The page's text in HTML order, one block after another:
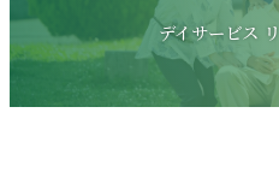
ショートステイ リフ
有料老人ホーム リフ
デイサービス